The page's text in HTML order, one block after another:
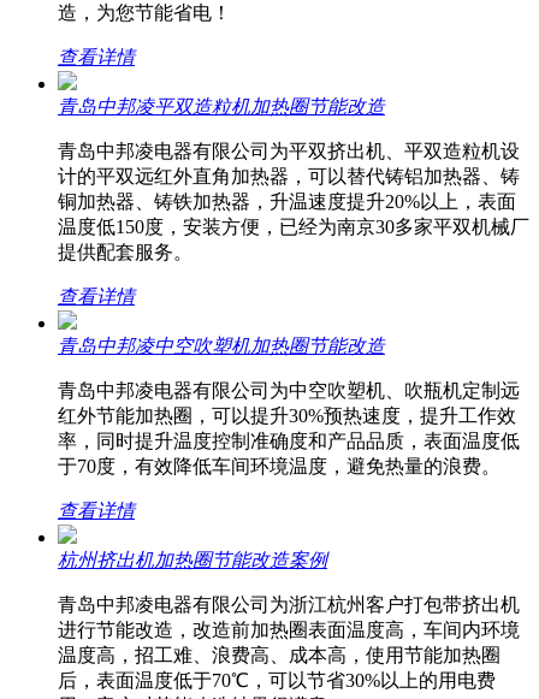
造，为您节能省电！
查看详情
青岛中邦凌平双造粒机加热圈节能改造
青岛中邦凌电器有限公司为平双挤出机、平双造粒机设
计的平双远红外直角加热器，可以替代铸铝加热器、铸
铜加热器、铸铁加热器，升温速度提升20%以上，表面
温度低150度，安装方便，已经为南京30多家平双机械厂
提供配套服务。
查看详情
青岛中邦凌中空吹塑机加热圈节能改造
青岛中邦凌电器有限公司为中空吹塑机、吹瓶机定制远
红外节能加热圈，可以提升30%预热速度，提升工作效
率，同时提升温度控制准确度和产品品质，表面温度低
于70度，有效降低车间环境温度，避免热量的浪费。
查看详情
杭州挤出机加热圈节能改造案例
青岛中邦凌电器有限公司为浙江杭州客户打包带挤出机
进行节能改造，改造前加热圈表面温度高，车间内环境
温度高，招工难、浪费高、成本高，使用节能加热圈
后，表面温度低于70℃，可以节省30%以上的用电费